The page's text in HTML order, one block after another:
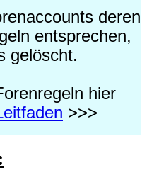
deren
entsprechen,
gelöscht.
hier
>>>